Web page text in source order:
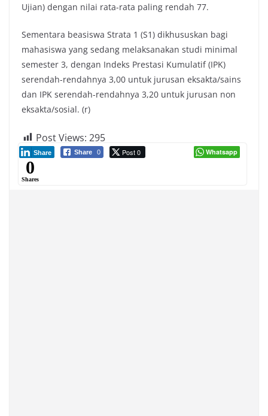
Ujian) dengan nilai rata-rata paling rendah 77.
Sementara beasiswa Strata 1 (S1) dikhususkan bagi
mahasiswa yang sedang melaksanakan studi minimal
semester 3, dengan Indeks Prestasi Kumulatif (IPK)
serendah-rendahnya 3,00 untuk jurusan eksakta/sains
dan IPK serendah-rendahnya 3,20 untuk jurusan non
eksakta/sosial. (r)
Post Views: 295
Share 0 Post 0
Share Whatsapp
0
Shares